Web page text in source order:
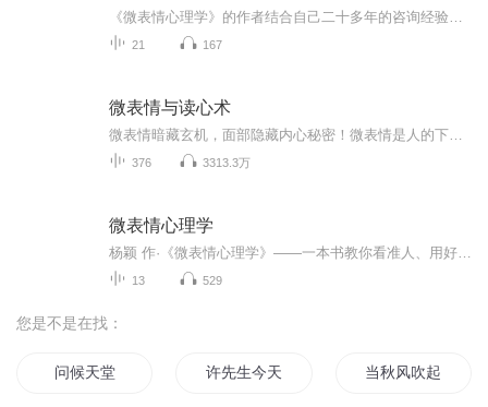
21 167
微表情与读心术
376 3313.3万
微表情心理学
13 529
您是不是在找：
问候天堂 许先生今天表白了吗 当秋风吹起的时候